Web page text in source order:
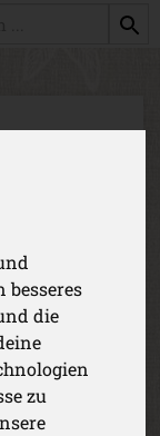
besseres
die
zu